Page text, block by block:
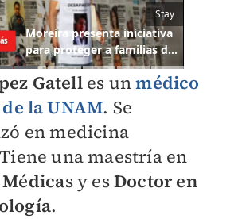
Gatell es unmédico
la UNAM. Se
en medicina
una maestría en
s y esDoctor en
.